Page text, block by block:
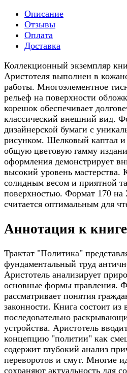
Описание
Отзывы
Оплата
Доставка
Коллекционный экземпляр
Аристотеля выполнен в
работы. Многоэлементное
рельеф на поверхности
корешок обеспечивает
классический внешний вид.
дизайнерской бумаги с
рисунком. Шелковый каптал и
общую цветовую гамму
оформления демонстрирует
высокий уровень мастерства.
солидным весом и приятной
поверхностью. Формат 170 на
считается оптимальным для
Аннотация к книге
Трактат "Политика"
фундаментальный труд
Аристотель анализирует
основные формы правления.
рассматривает понятия
законности. Книга состоит из
последовательно
устройства. Аристотель
концепцию "политии" как
содержит глубокий анализ
переворотов и смут. Многие
сохраняют актуальность для